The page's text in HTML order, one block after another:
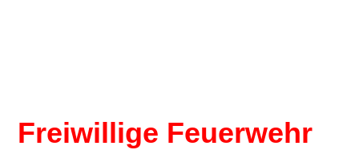
Freiwillige Feuerwehr